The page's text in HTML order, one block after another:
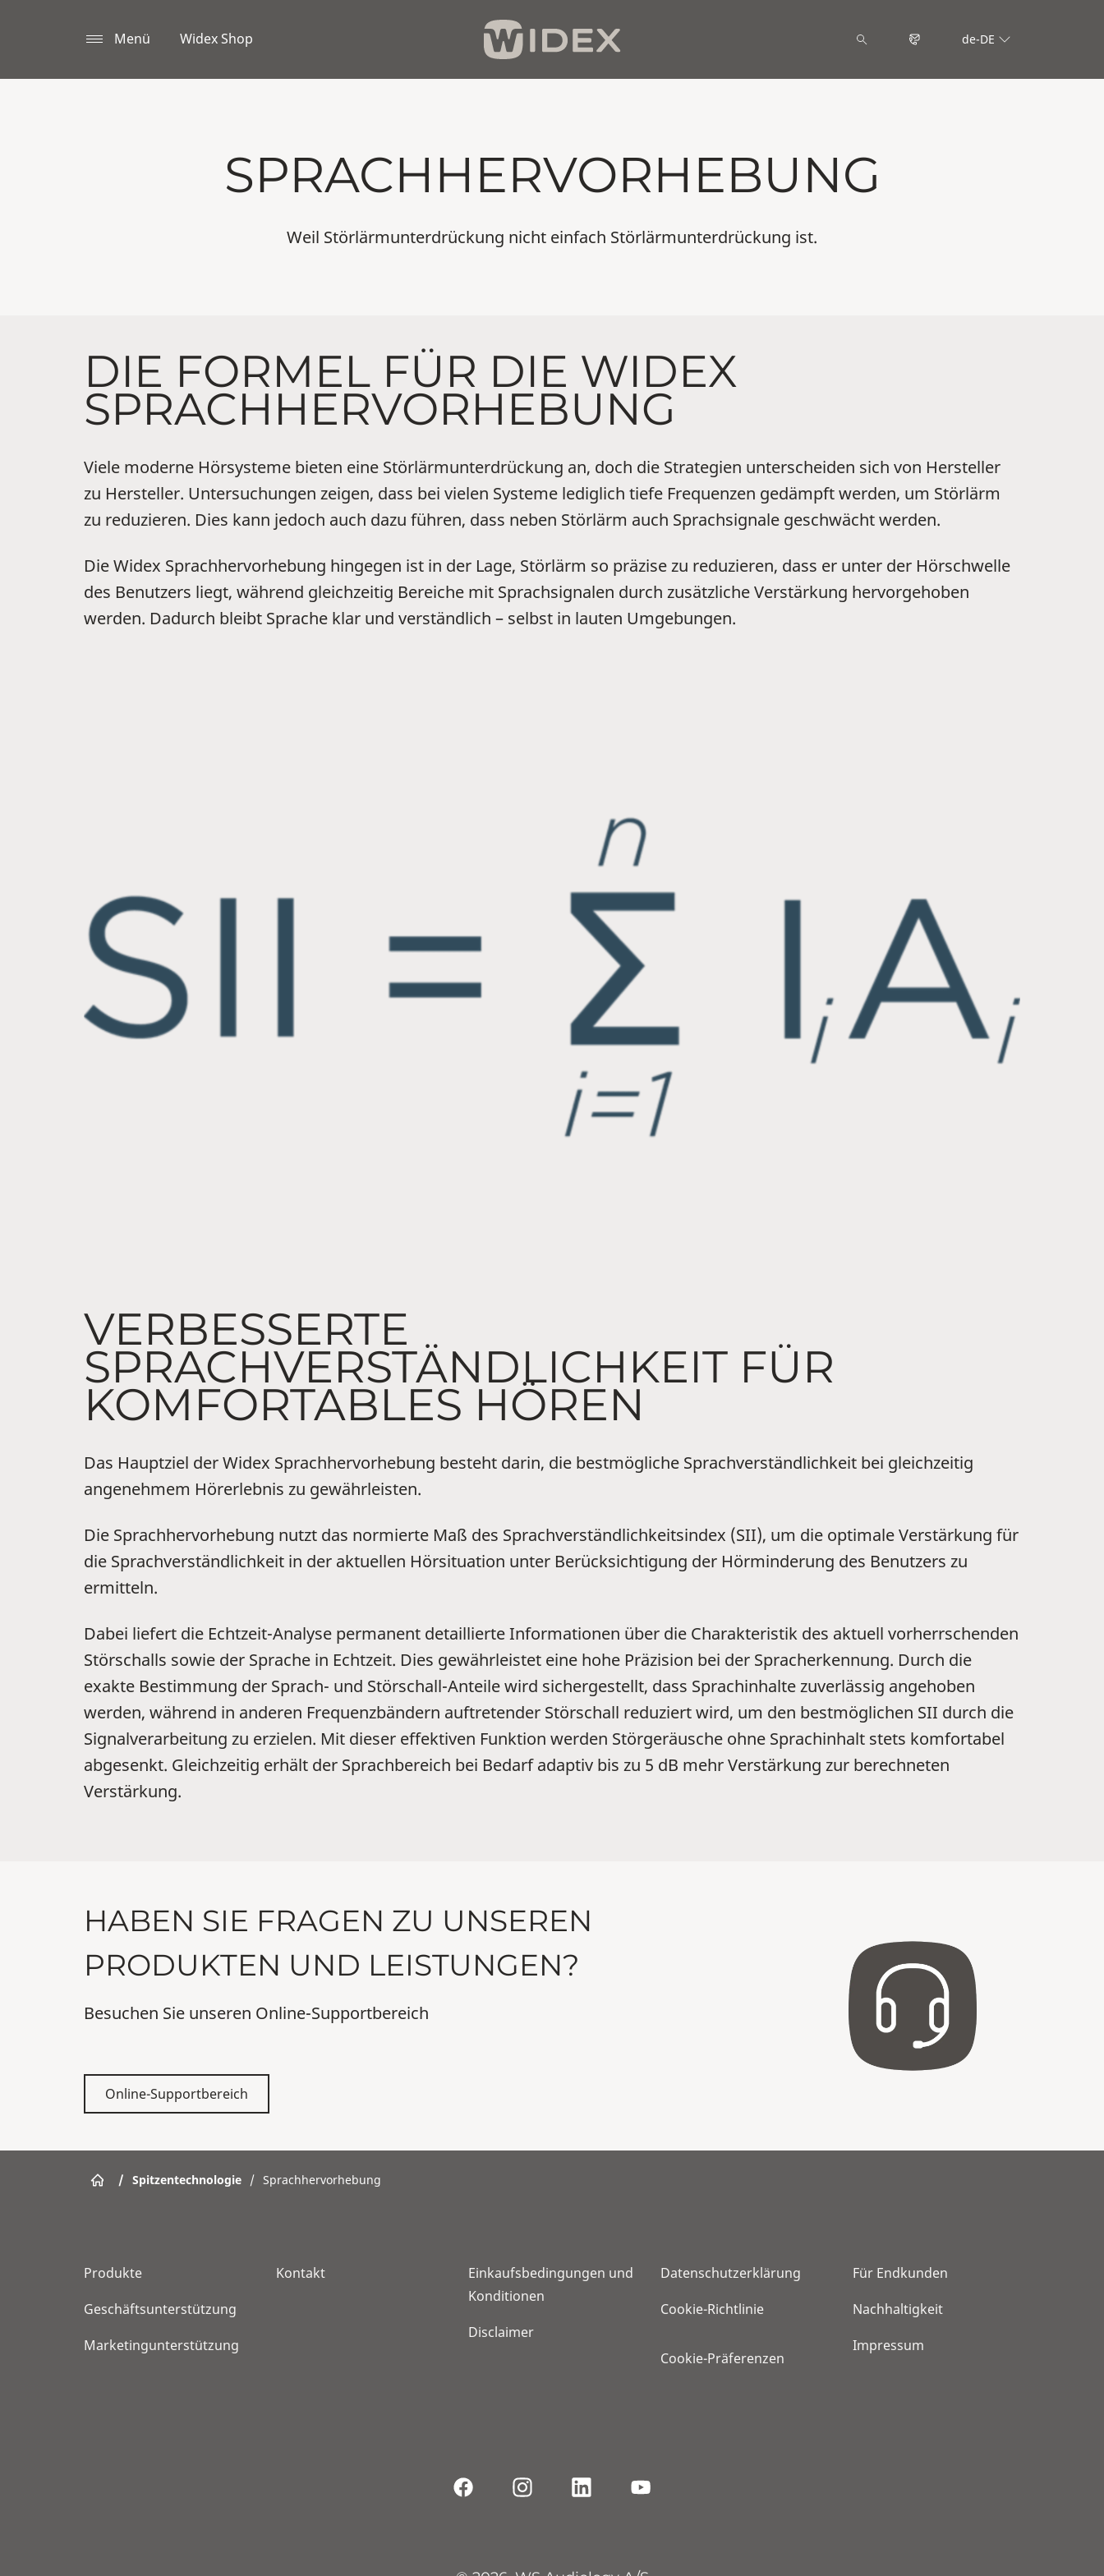
Menü Widex Shop de-DE
SPRACHHERVORHEBUNG
Weil Störlärmunterdrückung nicht einfach Störlärmunterdrückung ist.
DIE FORMEL FÜR DIE WIDEX
SPRACHHERVORHEBUNG
Viele moderne Hörsysteme bieten eine Störlärmunterdrückung an, doch die Strategien unterscheiden sich von Hersteller
zu Hersteller. Untersuchungen zeigen, dass bei vielen Systeme lediglich tiefe Frequenzen gedämpft werden, um Störlärm
zu reduzieren. Dies kann jedoch auch dazu führen, dass neben Störlärm auch Sprachsignale geschwächt werden.
Die Widex Sprachhervorhebung hingegen ist in der Lage, Störlärm so präzise zu reduzieren, dass er unter der Hörschwelle
des Benutzers liegt, während gleichzeitig Bereiche mit Sprachsignalen durch zusätzliche Verstärkung hervorgehoben
werden. Dadurch bleibt Sprache klar und verständlich – selbst in lauten Umgebungen.
VERBESSERTE
SPRACHVERSTÄNDLICHKEIT FÜR
KOMFORTABLES HÖREN
Das Hauptziel der Widex Sprachhervorhebung besteht darin, die bestmögliche Sprachverständlichkeit bei gleichzeitig
angenehmem Hörerlebnis zu gewährleisten.
Die Sprachhervorhebung nutzt das normierte Maß des Sprachverständlichkeitsindex (SII), um die optimale Verstärkung für
die Sprachverständlichkeit in der aktuellen Hörsituation unter Berücksichtigung der Hörminderung des Benutzers zu
ermitteln.
Dabei liefert die Echtzeit-Analyse permanent detaillierte Informationen über die Charakteristik des aktuell vorherrschenden
Störschalls sowie der Sprache in Echtzeit. Dies gewährleistet eine hohe Präzision bei der Spracherkennung. Durch die
exakte Bestimmung der Sprach- und Störschall-Anteile wird sichergestellt, dass Sprachinhalte zuverlässig angehoben
werden, während in anderen Frequenzbändern auftretender Störschall reduziert wird, um den bestmöglichen SII durch die
Signalverarbeitung zu erzielen. Mit dieser effektiven Funktion werden Störgeräusche ohne Sprachinhalt stets komfortabel
abgesenkt. Gleichzeitig erhält der Sprachbereich bei Bedarf adaptiv bis zu 5 dB mehr Verstärkung zur berechneten
Verstärkung.
HABEN SIE FRAGEN ZU UNSEREN
PRODUKTEN UND LEISTUNGEN?
Besuchen Sie unseren Online-Supportbereich
Online-Supportbereich
/ Spitzentechnologie / Sprachhervorhebung
Produkte
Geschäftsunterstützung
Marketingunterstützung
Kontakt
Einkaufsbedingungen und
Konditionen
Disclaimer
Datenschutzerklärung
Cookie-Richtlinie
Cookie-Präferenzen
Für Endkunden
Nachhaltigkeit
Impressum